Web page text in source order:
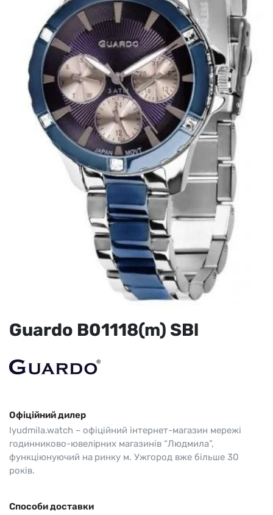
Guardo B01118(m) SBl
Офіційний дилер
lyudmila.watch – офіційний інтернет-магазин мережі
годинниково-ювелірних магазинів “Людмила”,
функціюнуючий на ринку м. Ужгород вже більше 30
років.
Способи доставки